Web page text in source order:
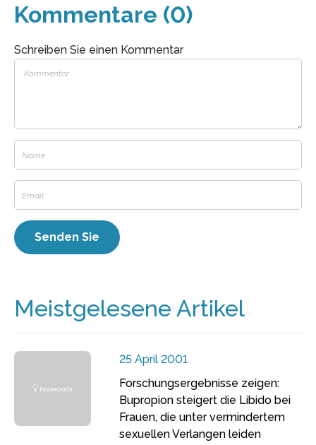
Kommentare (0)
Schreiben Sie einen Kommentar
Meistgelesene Artikel
25 April 2001
Forschungsergebnisse zeigen:
Bupropion steigert die Libido bei
Frauen, die unter vermindertem
sexuellen Verlangen leiden